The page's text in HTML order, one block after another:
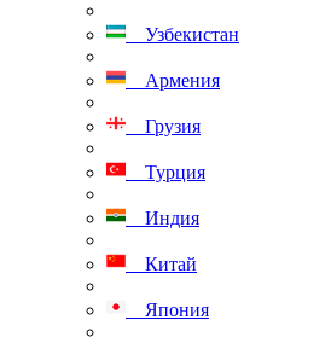
Узбекистан
Армения
Грузия
Турция
Индия
Китай
Япония